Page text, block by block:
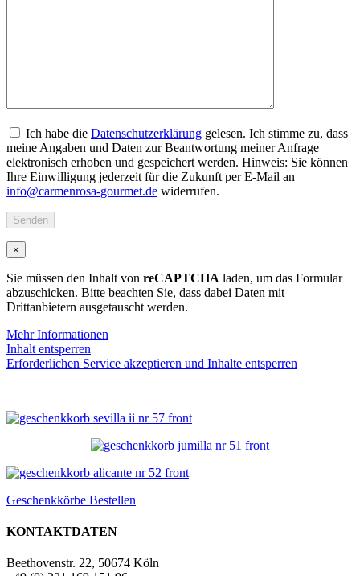
Ich habe die Datenschutzerklärung gelesen. Ich stimme zu, dass
meine Angaben und Daten zur Beantwortung meiner Anfrage
elektronisch erhoben und gespeichert werden. Hinweis: Sie können
Ihre Einwilligung jederzeit für die Zukunft per E-Mail an
info@carmenrosa-gourmet.de widerrufen.
×
Sie müssen den Inhalt von reCAPTCHA laden, um das Formular
abzuschicken. Bitte beachten Sie, dass dabei Daten mit
Drittanbietern ausgetauscht werden.
Mehr Informationen
Inhalt entsperren
Erforderlichen Service akzeptieren und Inhalte entsperren
Geschenkkörbe Bestellen
KONTAKTDATEN
Beethovenstr. 22, 50674 Köln